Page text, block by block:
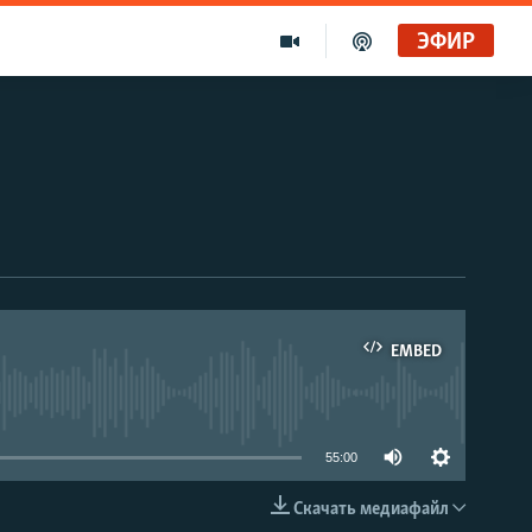
ЭФИР
EMBED
EMBED
55:00
Скачать медиафайл